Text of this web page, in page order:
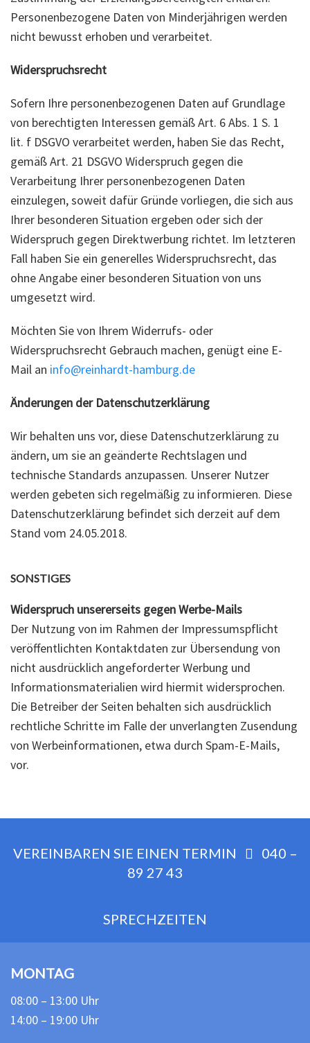
Personenbezogene Daten von Minderjährigen werden
nicht bewusst erhoben und verarbeitet.
Widerspruchsrecht
Sofern Ihre personenbezogenen Daten auf Grundlage
von berechtigten Interessen gemäß Art. 6 Abs. 1 S. 1
lit. f DSGVO verarbeitet werden, haben Sie das Recht,
gemäß Art. 21 DSGVO Widerspruch gegen die
Verarbeitung Ihrer personenbezogenen Daten
einzulegen, soweit dafür Gründe vorliegen, die sich aus
Ihrer besonderen Situation ergeben oder sich der
Widerspruch gegen Direktwerbung richtet. Im letzteren
Fall haben Sie ein generelles Widerspruchsrecht, das
ohne Angabe einer besonderen Situation von uns
umgesetzt wird.
Möchten Sie von Ihrem Widerrufs- oder
Widerspruchsrecht Gebrauch machen, genügt eine E-
Mail an info@reinhardt-hamburg.de
Änderungen der Datenschutzerklärung
Wir behalten uns vor, diese Datenschutzerklärung zu
ändern, um sie an geänderte Rechtslagen und
technische Standards anzupassen. Unserer Nutzer
werden gebeten sich regelmäßig zu informieren. Diese
Datenschutzerklärung befindet sich derzeit auf dem
Stand vom 24.05.2018.
SONSTIGES
Widerspruch unsererseits gegen Werbe-Mails
Der Nutzung von im Rahmen der Impressumspflicht
veröffentlichten Kontaktdaten zur Übersendung von
nicht ausdrücklich angeforderter Werbung und
Informationsmaterialien wird hiermit widersprochen.
Die Betreiber der Seiten behalten sich ausdrücklich
rechtliche Schritte im Falle der unverlangten Zusendung
von Werbeinformationen, etwa durch Spam-E-Mails,
vor.
VEREINBAREN SIE EINEN TERMIN
040 –
89 27 43
SPRECHZEITEN
MONTAG
08:00 – 13:00 Uhr
14:00 – 19:00 Uhr